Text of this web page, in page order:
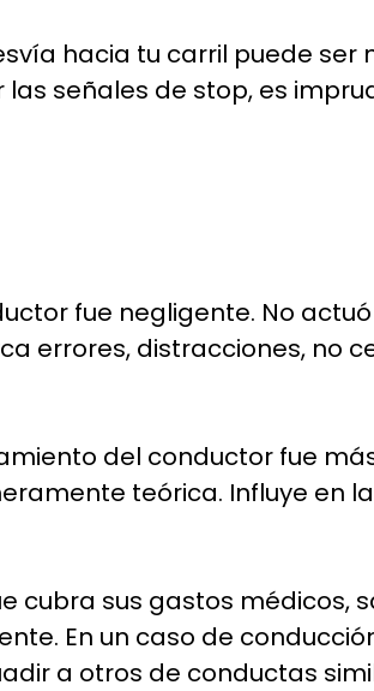
hacia tu carril puede ser
señales de stop, es
fue negligente. No
errores, distracciones, no
del conductor fue
teórica. Influye en la
cubra sus gastos médicos,
En un caso de
a otros de conductas